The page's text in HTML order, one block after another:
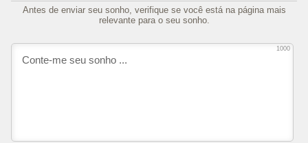
Antes de enviar seu sonho, verifique se você está na página mais
relevante para o seu sonho.
1000